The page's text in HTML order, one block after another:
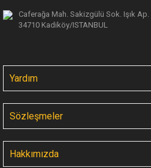
Caferağa Mah. Sakizgülü Sok. Işık Ap.
34710 Kadiköy/ISTANBUL
Yardım
Sözleşmeler
Hakkımızda